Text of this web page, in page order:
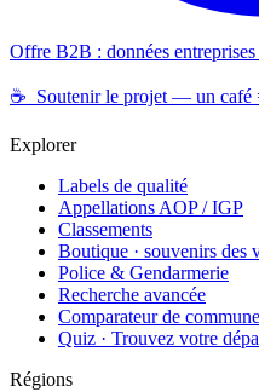
Offre B2B : données
☕ Soutenir le projet — un café
Explorer
Labels de qualité
Appellations AOP / IGP
Classements
Boutique · souvenirs des
Police & Gendarmerie
Recherche avancée
Comparateur de
Quiz · Trouvez votre
Régions